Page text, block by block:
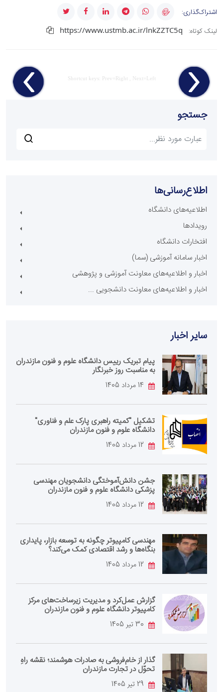
اشتراک‌گذاری:
لینک کوتاه:
https://www.ustmb.ac.ir/lnkZZTC5q
Shortcut keys: Prev=Right , Next=Left
جستجو
اطلاع‌رسانی‌ها
اطلاعیه‌های دانشگاه
رویدادها
افتخارات دانشگاه
اخبار سامانه آموزشی (سما)
اخبار و اطلاعیه‌های معاونت آموزشی و پژوهشی
اخبار و اطلاعیه‌های معاونت دانشجویی ...
سایر اخبار
پیام تبریک رییس دانشگاه علوم و فنون مازندران
به مناسبت روز خبرنگار
تشکیل "کمیته راهبری پارک علم و فناوری"
دانشگاه علوم و فنون مازندران
جشن دانش‌آموختگی دانشجویان مهندسی
پزشکی دانشگاه علوم و فنون مازندران
مهندسی کامپیوتر چگونه به توسعه بازار، پایداری
بنگاه‌ها و رشد اقتصادی کمک می‌کند؟
گزارش عمل‌کرد و مدیریت زیرساخت‌های مرکز
کامپیوتر دانشگاه علوم و فنون مازندران
گذار از خام‌فروشی به صادرات هوشمند؛ نقشه راهِ
تحوّل در تجارت مازندران